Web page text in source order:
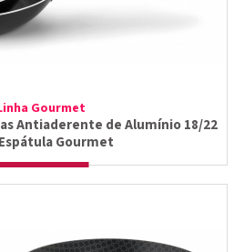
Gourmet
Antiaderente de Alumínio 18/22
Gourmet